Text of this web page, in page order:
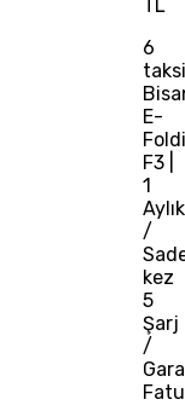
TL
6
E-
F3 |
1
Aylık
/
kez
5
Şarj
/